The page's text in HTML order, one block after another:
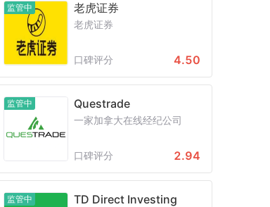
监管中 老虎证券
老虎证券
口碑评分 4.50
监管中 Questrade
一家加拿大在线经纪公司
口碑评分 2.94
监管中 TD Direct Investing